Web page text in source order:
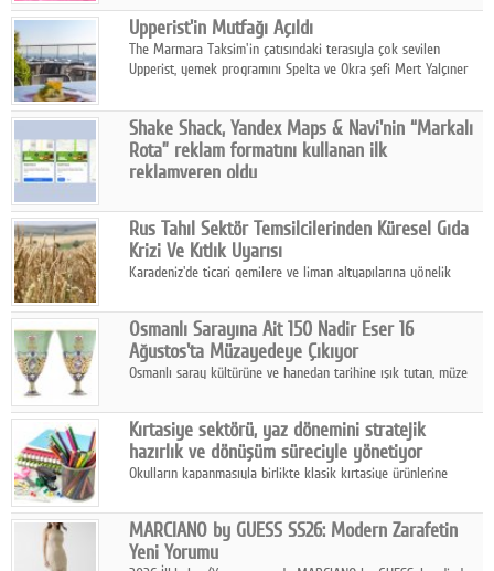
ürünleriyle hem yurt içinde hem de uluslararası pazarlarda
büyümesini sürdürüyor.
Upperist'in Mutfağı Açıldı
The Marmara Taksim'in çatısındaki terasıyla çok sevilen
Upperist, yemek programını Spelta ve Okra şefi Mert Yalçıner
Shake Shack, Yandex Maps & Navi'nin “Markalı
Rota” reklam formatını kullanan ilk
reklamveren oldu
artırmak amacıyla Cereyan Medya ve Yandex Ads iş birliğiyle
Yandex Maps & Navi'nin yeni "Markalı Rota" reklam formatını
kullanan ilk marka oldu.
Rus Tahıl Sektör Temsilcilerinden Küresel Gıda
Krizi Ve Kıtlık Uyarısı
Karadeniz'de ticari gemilere ve liman altyapılarına yönelik
geçirdi.
Osmanlı Sarayına Ait 150 Nadir Eser 16
Ağustos'ta Müzayedeye Çıkıyor
Osmanlı saray kültürüne ve hanedan tarihine ışık tutan, müze
Ağustos'ta Arthill Müzecilik'in düzenleyeceği özel müzayedede
koleksiyonerlerle buluşuyor
Kırtasiye sektörü, yaz dönemini stratejik
hazırlık ve dönüşüm süreciyle yönetiyor
Okulların kapanmasıyla birlikte klasik kırtasiye ürünlerine
sanat ve eğitici aktivite ürünleriyle dinamik bir biçimde
geçiriyor.
MARCIANO by GUESS SS26: Modern Zarafetin
Yeni Yorumu